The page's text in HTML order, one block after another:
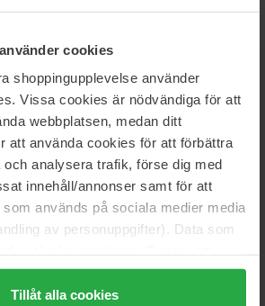
cookies
shoppingupplevelse använder
Vissa cookies är nödvändiga för att
webbplatsen, medan ditt
att använda cookies för att förbättra
analysera trafik, förse dig med
innehåll/annonser samt för att
används på sociala medier media
av personuppgifter). Data som
cookies" accepterar du alla cookies,
kan anpassa användningen av
Tillåt alla cookies
Balm Face & Body
& svar (0)